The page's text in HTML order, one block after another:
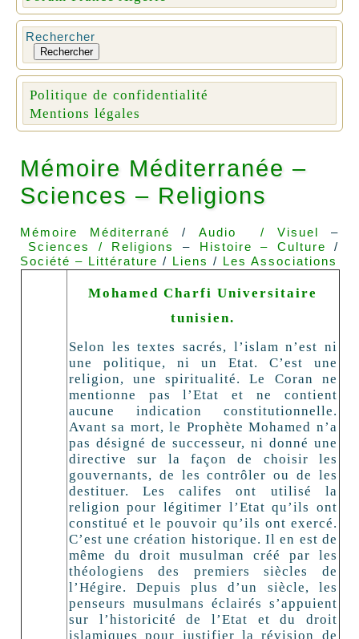
Rechercher
Rechercher
Politique de confidentialité
Mentions légales
Mémoire Méditerranée –
Sciences – Religions
Mémoire Méditerrané / Audio / Visuel
–
Sciences / Religions
– Histoire – Culture /
Société – Littérature / Liens / Les Associations
Mohamed Charfi Universitaire
tunisien.
Selon les textes sacrés, l’islam n’est ni
une politique, ni un Etat. C’est une
religion, une spiritualité. Le Coran ne
mentionne pas l’Etat et ne contient
aucune indication constitutionnelle.
Avant sa mort, le Prophète Mohamed n’a
pas désigné de successeur, ni donné une
directive sur la façon de choisir les
gouvernants, de les contrôler ou de les
destituer. Les califes ont utilisé la
religion pour légitimer l’Etat qu’ils ont
constitué et le pouvoir qu’ils ont exercé.
C’est une création historique. Il en est de
même du droit musulman créé par les
théologiens des premiers siècles de
l’Hégire. Depuis plus d’un siècle, les
penseurs musulmans éclairés s’appuient
sur l’historicité de l’Etat et du droit
islamiques pour justifier la révision de